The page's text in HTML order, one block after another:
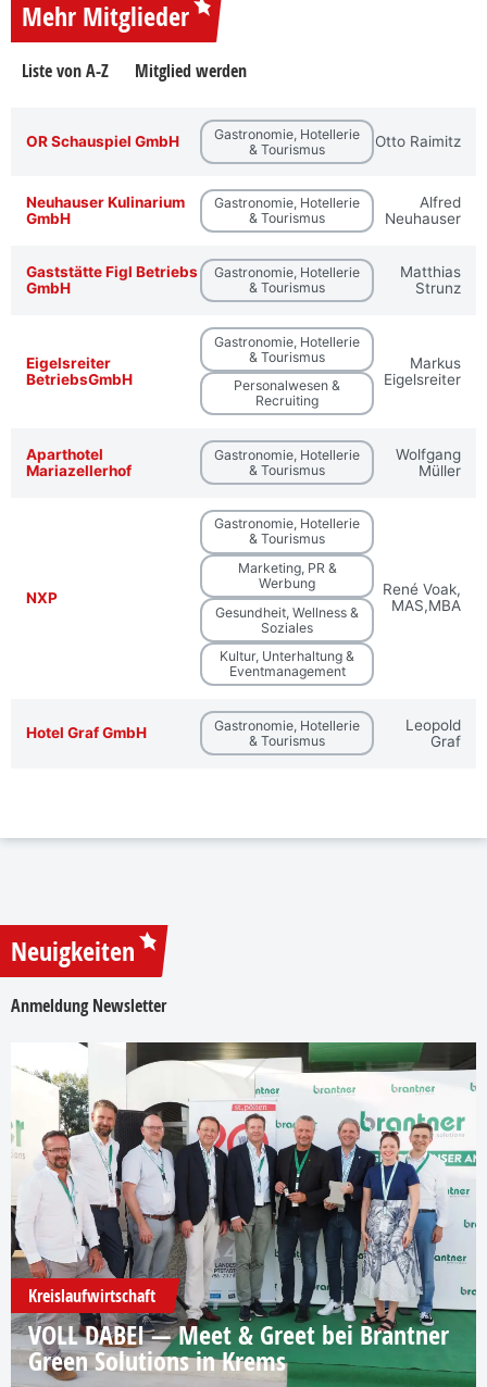
Mehr Mitglieder
Liste von A-Z Mitglied werden
OR Schauspiel GmbH
Gastronomie, Hotellerie
& Tourismus
Otto Raimitz
Neuhauser Kulinarium
GmbH
Gastronomie, Hotellerie
& Tourismus
Alfred
Neuhauser
Gaststätte Figl Betriebs
GmbH
Gastronomie, Hotellerie
& Tourismus
Matthias
Strunz
Eigelsreiter
BetriebsGmbH
Gastronomie, Hotellerie
& Tourismus
Personalwesen &
Recruiting
Markus
Eigelsreiter
Aparthotel
Mariazellerhof
Gastronomie, Hotellerie
& Tourismus
Wolfgang
Müller
NXP
Gastronomie, Hotellerie
& Tourismus
Marketing, PR &
Werbung
Gesundheit, Wellness &
Soziales
Kultur, Unterhaltung &
Eventmanagement
René Voak,
MAS,MBA
Hotel Graf GmbH
Gastronomie, Hotellerie
& Tourismus
Leopold
Graf
Neuigkeiten
Anmeldung Newsletter
Kreislaufwirtschaft
VOLL DABEI — Meet & Greet bei Brantner
Green Solutions in Krems